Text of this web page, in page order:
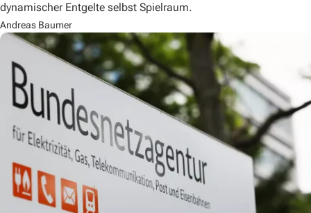
dynamischer Entgelte selbst Spielraum.
Andreas Baumer